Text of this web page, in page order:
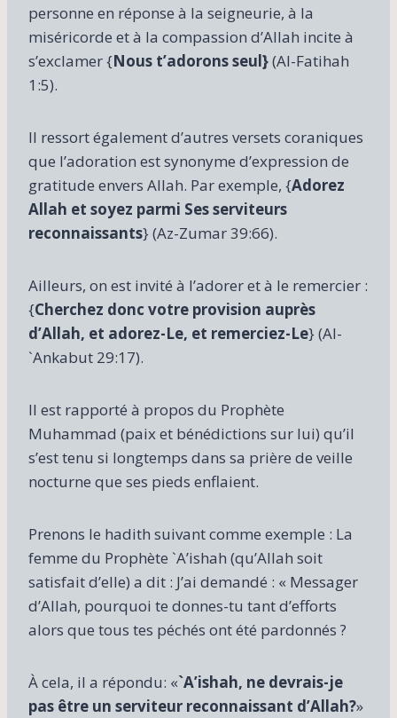
personne en réponse à la seigneurie, à la
miséricorde et à la compassion d’Allah incite à
s’exclamer {Nous t’adorons seul}(Al-Fatihah
1:5).
Il ressort également d’autres versets coraniques
que l’adoration est synonyme d’expression de
gratitude envers Allah. Par exemple, {Adorez
Allah et soyez parmi Ses serviteurs
reconnaissants} (Az-Zumar 39:66).
Ailleurs, on est invité à l’adorer et à le remercier :
{Cherchez donc votre provision auprès
d’Allah, et adorez-Le, et remerciez-Le} (Al-
`Ankabut 29:17).
Il est rapporté à propos du Prophète
Muhammad (paix et bénédictions sur lui) qu’il
s’est tenu si longtemps dans sa prière de veille
nocturne que ses pieds enflaient.
Prenons le hadith suivant comme exemple : La
femme du Prophète `A’ishah (qu’Allah soit
satisfait d’elle) a dit : J’ai demandé : « Messager
d’Allah, pourquoi te donnes-tu tant d’efforts
alors que tous tes péchés ont été pardonnés ?
À cela, il a répondu: «`A’ishah, ne devrais-je
pas être un serviteur reconnaissant d’Allah?»